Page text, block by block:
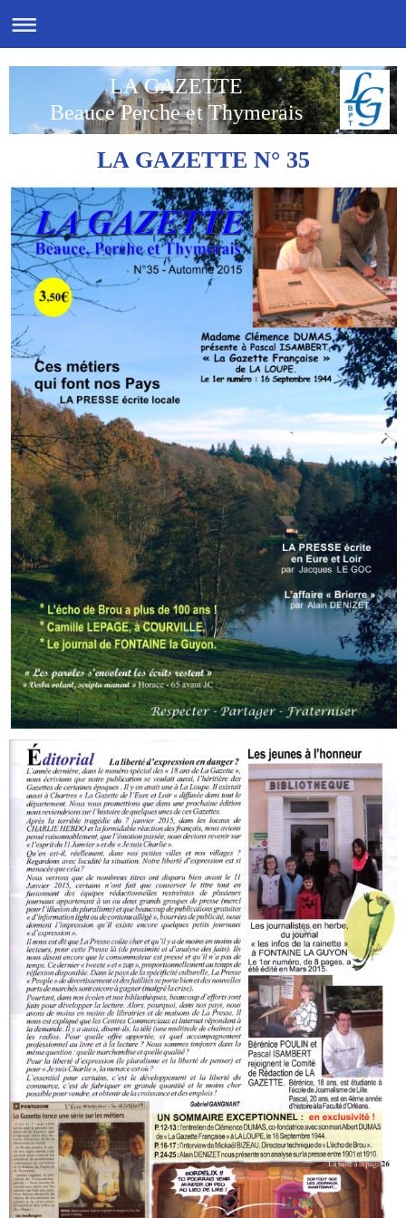
LA GAZETTE
Beauce Perche et Thymerais
LA GAZETTE N° 35